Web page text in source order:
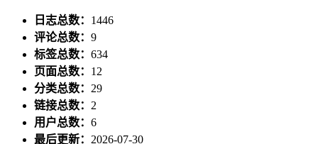
日志总数： 1446
评论总数： 9
标签总数： 634
页面总数： 12
分类总数： 29
链接总数： 2
用户总数： 6
最后更新： 2026-07-30